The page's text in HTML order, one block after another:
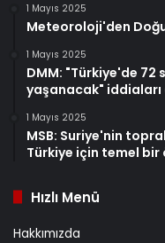
1 Mayıs 2025
Meteoroloji'den Doğu
1 Mayıs 2025
DMM: "Türkiye'de
yaşanacak" iddiaları
1 Mayıs 2025
MSB: Suriye'nin
Türkiye için temel
Hızlı Menü
Hakkımızda